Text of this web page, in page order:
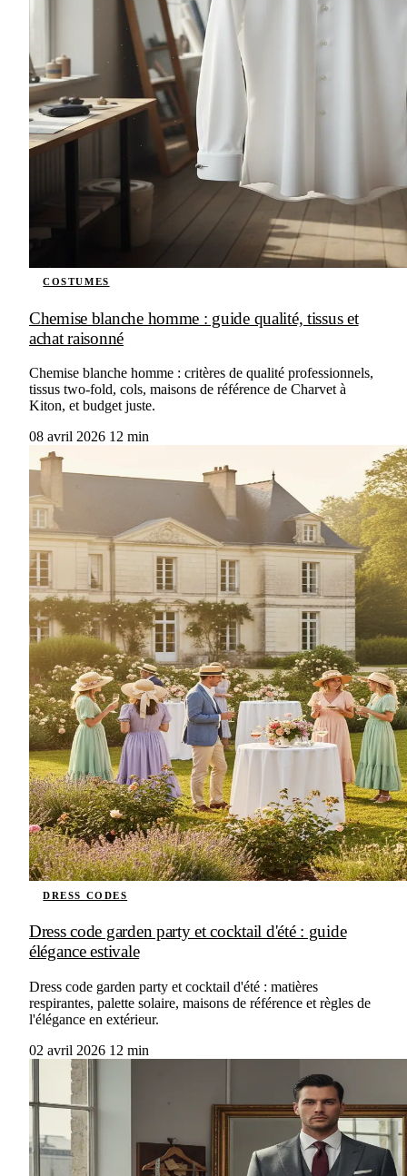
COSTUMES
Chemise blanche homme : guide qualité, tissus et
achat raisonné
Chemise blanche homme : critères de qualité professionnels,
tissus two-fold, cols, maisons de référence de Charvet à
Kiton, et budget juste.
08 avril 2026 12 min
DRESS CODES
Dress code garden party et cocktail d'été : guide
élégance estivale
Dress code garden party et cocktail d'été : matières
respirantes, palette solaire, maisons de référence et règles de
l'élégance en extérieur.
02 avril 2026 12 min